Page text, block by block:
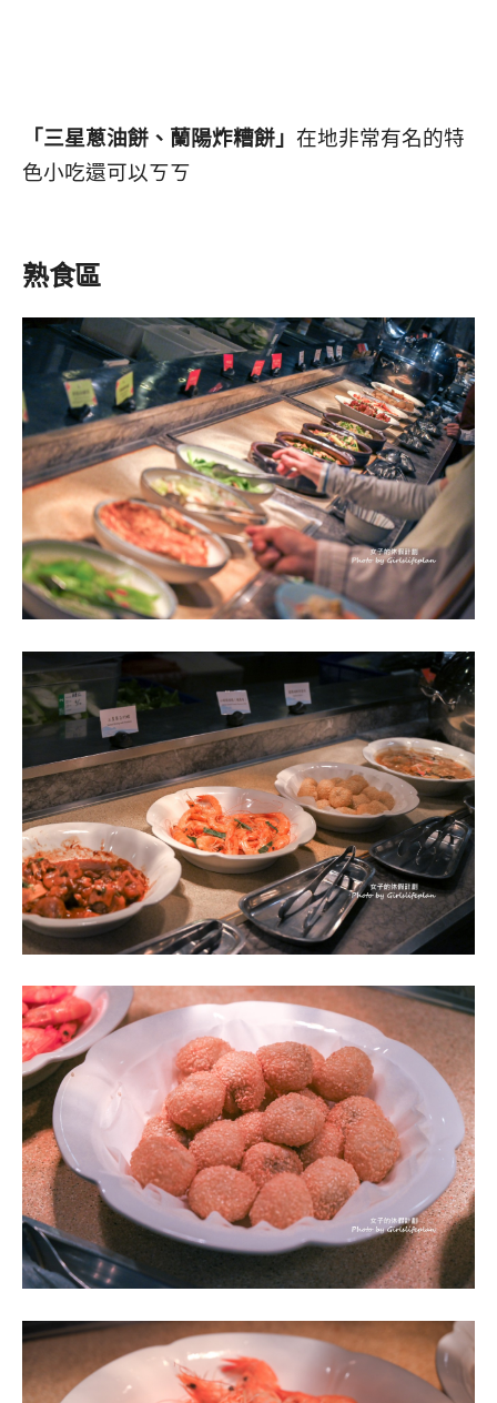
「三星蔥油餅、蘭陽炸糟餅」 在地非常有名的特
色小吃還可以ㄎㄎ
熟食區